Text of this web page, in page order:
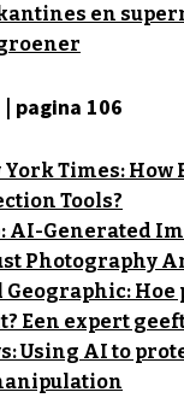
en
| pagina 106
York Times: How
Tools?
AI-Generated
Photography
Hoe
Een expert
Using AI to